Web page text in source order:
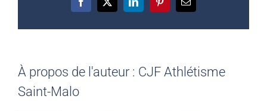
Facebook
X LinkedInPinterestEmail
À propos de l'auteur : CJF Athlétisme
Saint-Malo